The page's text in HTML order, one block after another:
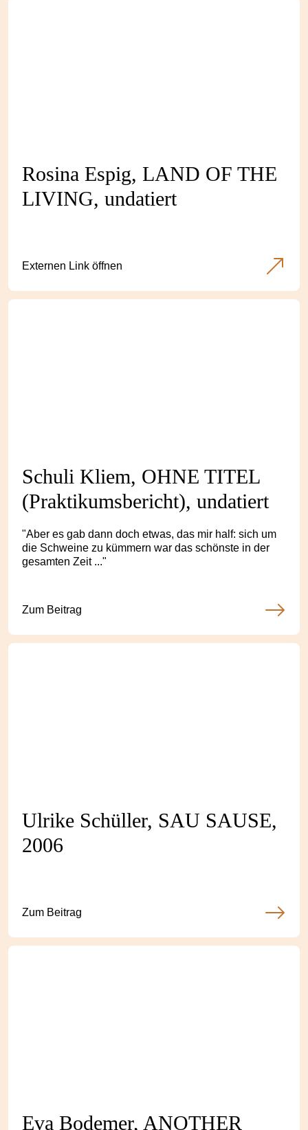
Rosina Espig, LAND OF THE
LIVING, undatiert
Externen Link öffnen
Schuli Kliem, OHNE TITEL
(Praktikumsbericht), undatiert
"Aber es gab dann doch etwas, das mir half: sich um
die Schweine zu kümmern war das schönste in der
gesamten Zeit ..."
Zum Beitrag
Ulrike Schüller, SAU SAUSE,
2006
Zum Beitrag
Eva Bodemer, ANOTHER